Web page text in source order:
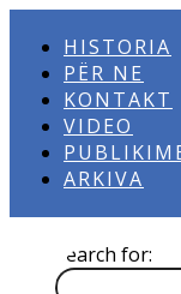
HISTORIA
PËR NE
KONTAKT
VIDEO
ARKIVA
Search for: